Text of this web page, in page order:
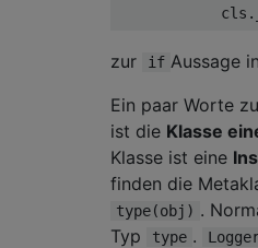
            cls
.
zur if Aussage in
Ein paar Worte
ist die Klasse
Klasse ist eine
finden die
type(obj) .
Typ
type .